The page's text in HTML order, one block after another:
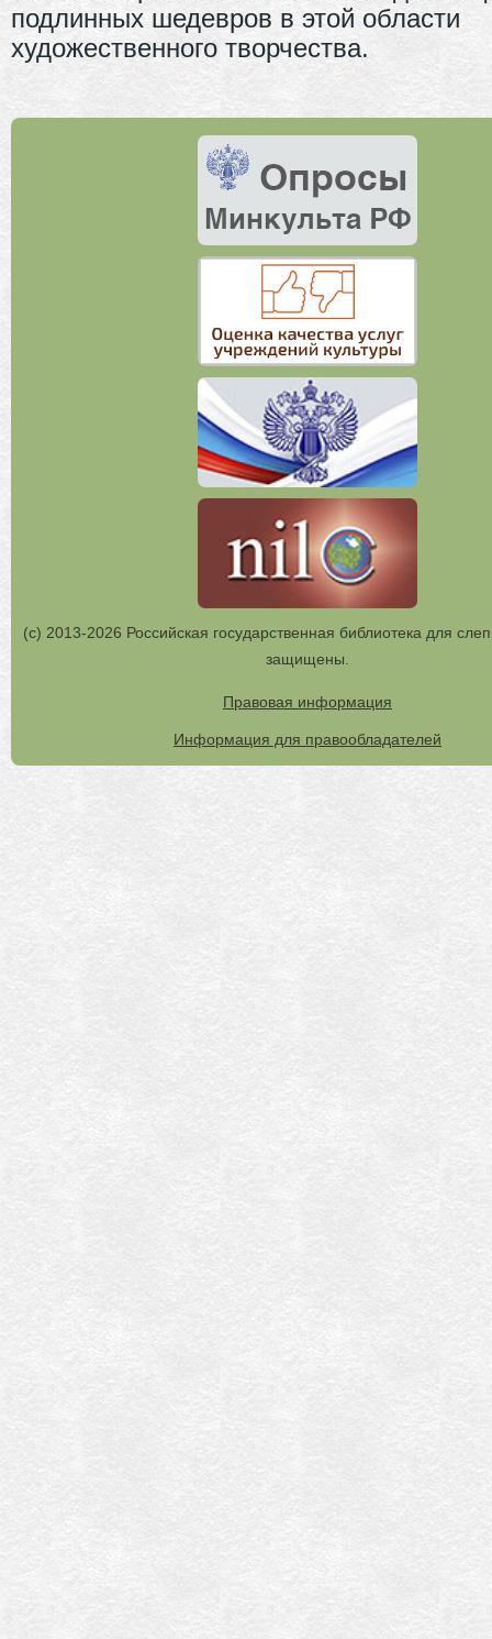
подлинных шедевров в этой области
художественного творчества.
(с) 2013-2026 Российская государственная библиотека для
защищены.
Правовая информация
Информация для правообладателей